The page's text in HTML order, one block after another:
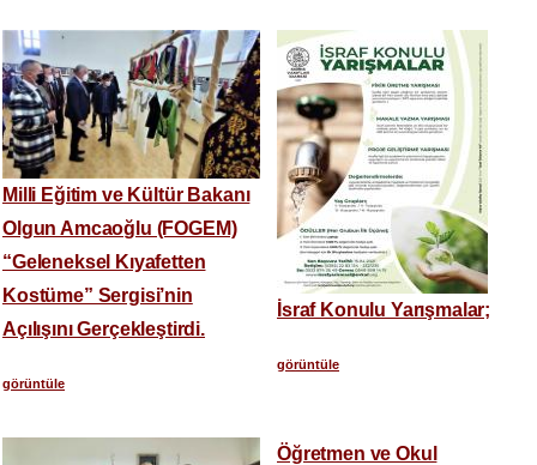
Milli Eğitim ve Kültür Bakanı
Olgun Amcaoğlu (FOGEM)
“Geleneksel Kıyafetten
Kostüme” Sergisi’nin
Açılışını Gerçekleştirdi.
görüntüle
İsraf Konulu Yarışmalar;
görüntüle
Öğretmen ve Okul